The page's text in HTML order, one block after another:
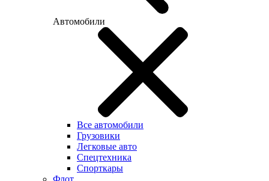
Автомобили
Все автомобили
Грузовики
Легковые авто
Спецтехника
Спорткары
Флот